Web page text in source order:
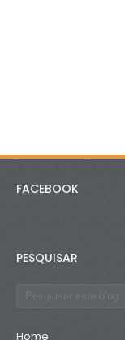
FACEBOOK
PESQUISAR
Home